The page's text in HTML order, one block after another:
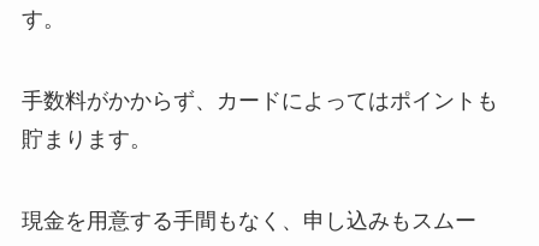
す。
手数料がかからず、カードによってはポイントも
貯まります。
現金を用意する手間もなく、申し込みもスムー